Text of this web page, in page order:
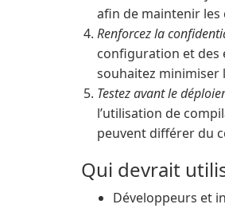
afin de maintenir les
Renforcez la
configuration et des
souhaitez minimiser
Testez avant le
l’utilisation de
peuvent différer du
Qui devrait
Développeurs et